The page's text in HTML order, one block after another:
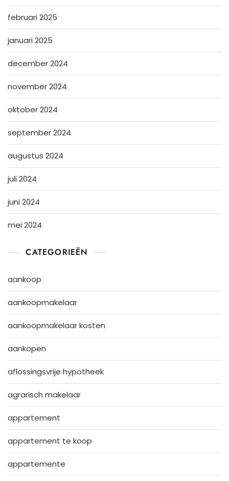
februari 2025
januari 2025
december 2024
november 2024
oktober 2024
september 2024
augustus 2024
juli 2024
juni 2024
mei 2024
CATEGORIEËN
aankoop
aankoopmakelaar
aankoopmakelaar kosten
aankopen
aflossingsvrije hypotheek
agrarisch makelaar
appartement
appartement te koop
appartemente